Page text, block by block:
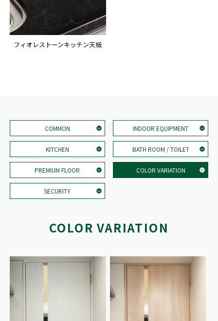
フィオレストーンキッチン天板
COMMON INDOOR EQUIPMENT
KITCHEN BATH ROOM / TOILET
PREMIUM FLOOR COLOR VARIATION
SECURITY
COLOR VARIATION